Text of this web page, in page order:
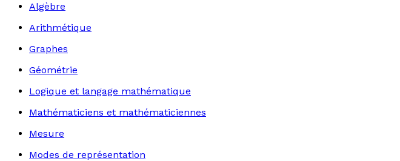
Algèbre
Arithmétique
Graphes
Géométrie
Logique et langage mathématique
Mathématiciens et mathématiciennes
Mesure
Modes de représentation